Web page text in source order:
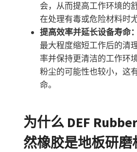
会，从而提高工作环境的
在处理有毒或危险材料时
提高效率并延长设备寿命：
最大程度缩短工作后的清
率并保持更清洁的工作环
粉尘的可能性也较小，这
命。
为什么 DEF
然橡胶是地板研磨